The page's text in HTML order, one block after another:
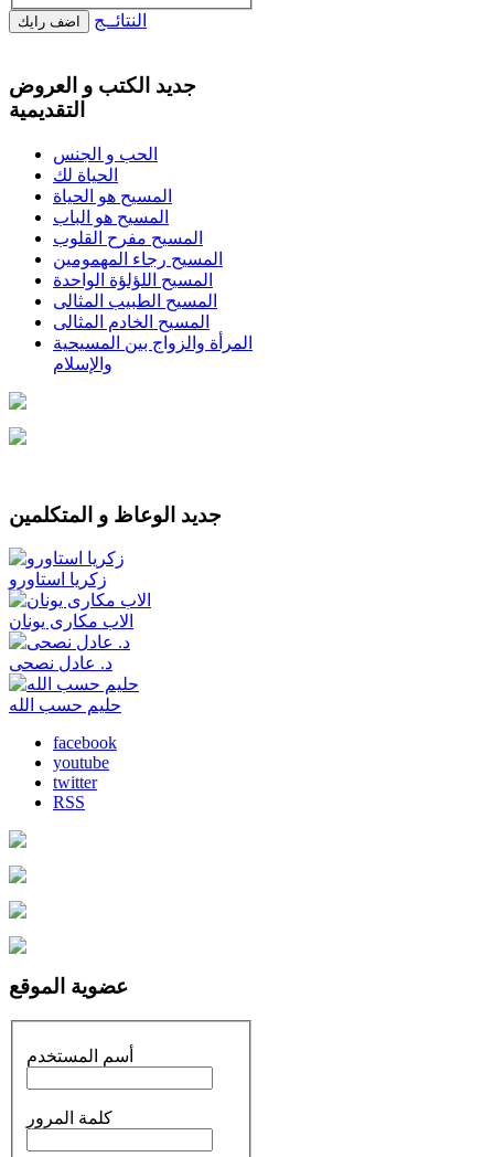
النتائــج
جديد الكتب و العروض
التقديمية
الحب و الجنس
الحياة لك
المسيح هو الحياة
المسيح هو الباب
المسيح مفرح القلوب
المسيح رجاء المهمومين
المسيح اللؤلؤة الواحدة
المسيح الطبيب المثالى
المسيح الخادم المثالى
المرأة والزواج بين المسيحية
والإسلام
جديد الوعاظ و المتكلمين
زكريا استاورو
الاب مكارى يونان
د. عادل نصحى
حليم حسب الله
facebook
youtube
twitter
RSS
عضوية الموقع
أسم المستخدم
كلمة المرور